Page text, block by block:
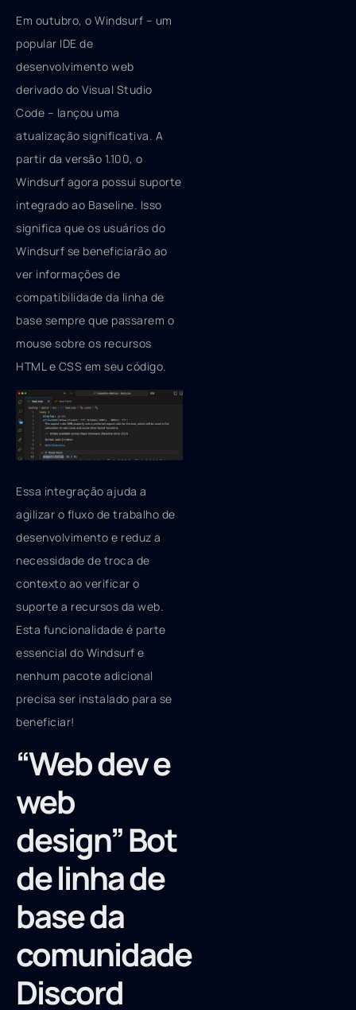
Em outubro, o Windsurf – um
popular IDE de
desenvolvimento web
derivado do Visual Studio
Code – lançou uma
atualização significativa. A
partir da versão 1.100, o
Windsurf agora possui suporte
integrado ao Baseline. Isso
significa que os usuários do
Windsurf se beneficiarão ao
ver informações de
compatibilidade da linha de
base sempre que passarem o
mouse sobre os recursos
HTML e CSS em seu código.
Essa integração ajuda a
agilizar o fluxo de trabalho de
desenvolvimento e reduz a
necessidade de troca de
contexto ao verificar o
suporte a recursos da web.
Esta funcionalidade é parte
essencial do Windsurf e
nenhum pacote adicional
precisa ser instalado para se
beneficiar!
“Web dev e
web
design” Bot
de linha de
base da
comunidade
Discord